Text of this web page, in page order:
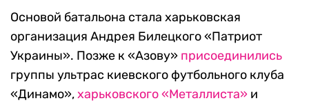
Основой батальона стала харьковская
организация Андрея Билецкого «Патриот
Украины». Позже к «Азову» присоединились
группы ультрас киевского футбольного клуба
«Динамо»,харьковского «Металлиста» и